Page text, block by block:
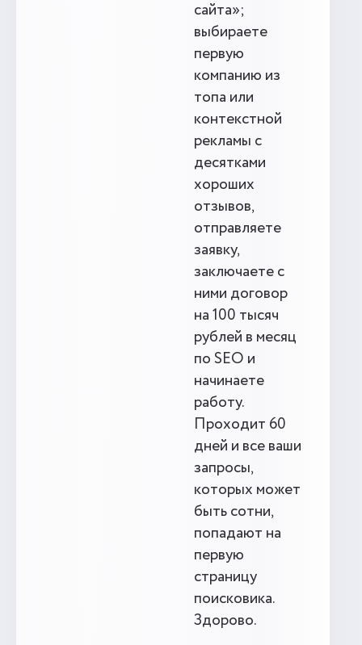
сайта»;
выбираете
первую
компанию из
топа или
контекстной
рекламы с
десятками
хороших
отзывов,
отправляете
заявку,
заключаете с
ними договор
на 100 тысяч
рублей в месяц
по SEO и
начинаете
работу.
Проходит 60
дней и все ваши
запросы,
которых может
быть сотни,
попадают на
первую
страницу
поисковика.
Здорово.